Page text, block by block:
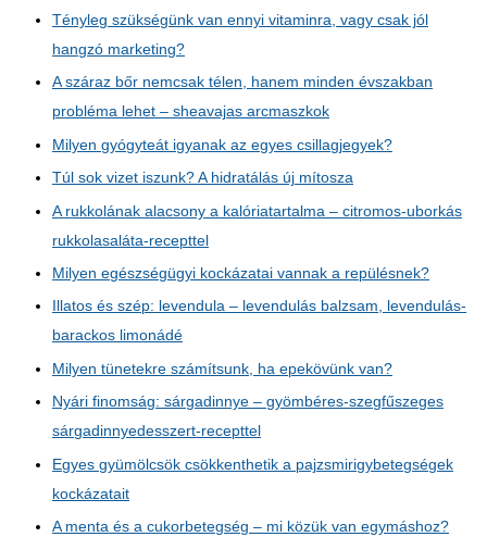
Tényleg szükségünk van ennyi vitaminra, vagy csak jól
hangzó marketing?
A száraz bőr nemcsak télen, hanem minden évszakban
probléma lehet – sheavajas arcmaszkok
Milyen gyógyteát igyanak az egyes csillagjegyek?
Túl sok vizet iszunk? A hidratálás új mítosza
A rukkolának alacsony a kalóriatartalma – citromos-uborkás
rukkolasaláta-recepttel
Milyen egészségügyi kockázatai vannak a repülésnek?
Illatos és szép: levendula – levendulás balzsam, levendulás-
barackos limonádé
Milyen tünetekre számítsunk, ha epekövünk van?
Nyári finomság: sárgadinnye – gyömbéres-szegfűszeges
sárgadinnyedesszert-recepttel
Egyes gyümölcsök csökkenthetik a pajzsmirigybetegségek
kockázatait
A menta és a cukorbetegség – mi közük van egymáshoz?